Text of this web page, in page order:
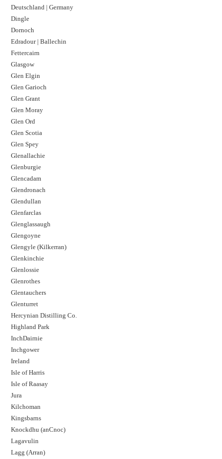
Deutschland | Germany
Dingle
Dornoch
Edradour | Ballechin
Fettercairn
Glasgow
Glen Elgin
Glen Garioch
Glen Grant
Glen Moray
Glen Ord
Glen Scotia
Glen Spey
Glenallachie
Glenburgie
Glencadam
Glendronach
Glendullan
Glenfarclas
Glenglassaugh
Glengoyne
Glengyle (Kilkerran)
Glenkinchie
Glenlossie
Glenrothes
Glentauchers
Glenturret
Hercynian Distilling Co.
Highland Park
InchDairnie
Inchgower
Ireland
Isle of Harris
Isle of Raasay
Jura
Kilchoman
Kingsbarns
Knockdhu (anCnoc)
Lagavulin
Lagg (Arran)